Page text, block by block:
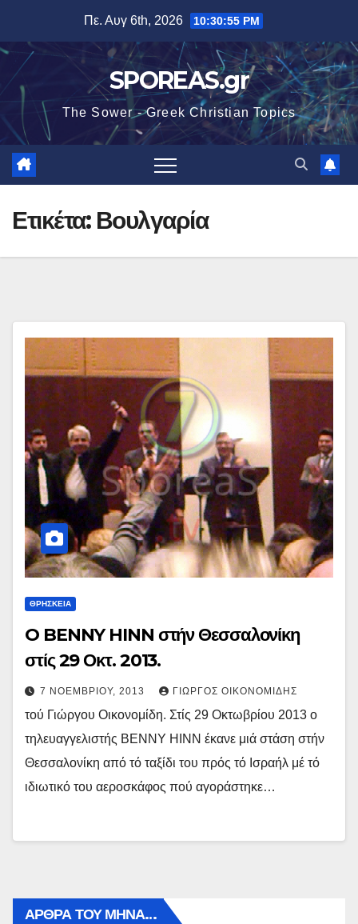
περιεχόμενο
Πε. Αυγ 6th, 2026 10:30:55 PM
SPOREAS.gr
The Sower - Greek Christian Topics
Ετικέτα: Βουλγαρία
ΘΡΗΣΚΕΙΑ
O BENNY HINN στήν Θεσσαλονίκη
στίς 29 Οκτ. 2013.
7 ΝΟΕΜΒΡΊΟΥ, 2013 ΓΙΏΡΓΟΣ ΟΙΚΟΝΟΜΊΔΗΣ
τού Γιώργου Οικονομίδη. Στίς 29 Οκτωβρίου 2013 ο
τηλευαγγελιστής BENNY HINN έκανε μιά στάση στήν
Θεσσαλονίκη από τό ταξίδι του πρός τό Ισραήλ μέ τό
ιδιωτικό του αεροσκάφος πού αγοράστηκε…
ΑΡΘΡΑ ΤΟΥ ΜΉΝΑ…